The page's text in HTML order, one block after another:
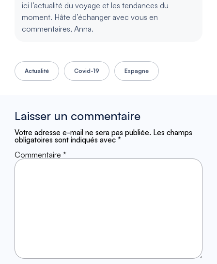
ici l’actualité du voyage et les tendances du
moment. Hâte d’échanger avec vous en
commentaires, Anna.
Actualité Covid-19 Espagne
Laisser un commentaire
Votre adresse e-mail ne sera pas publiée. Les champs
obligatoires sont indiqués avec *
Commentaire *